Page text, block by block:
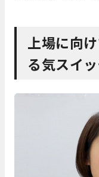
上場に向
る気スイッ